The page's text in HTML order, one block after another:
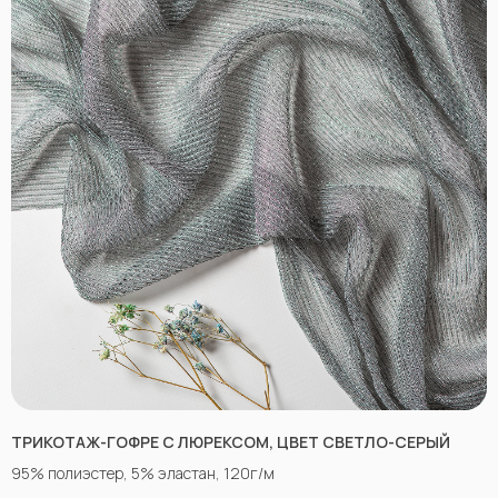
ТРИКОТАЖ-ГОФРЕ С ЛЮРЕКСОМ, ЦВЕТ СВЕТЛО-СЕРЫЙ
95% полиэстер, 5% эластан, 120г/м
г.Пятигорск, рынок "Привокзальный",
Георгиевское шоссе 1км, оптовый склад
№9302
График работы и схема проезда
+7(918)873-53-45Мария
tkani357@yandex.ru
+7(928)364-79-21Александра
КАК СВЯЗАТЬСЯ
СОЦСЕТИ